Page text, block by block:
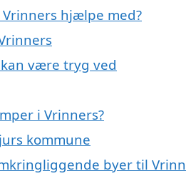
hjælpe med?
være tryg ved
i Vrinners?
kommune
byer til